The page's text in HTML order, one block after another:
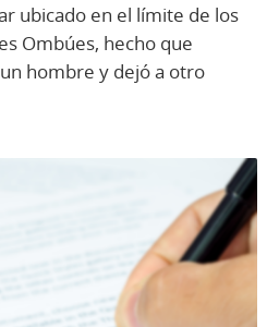
ubicado en el límite de los
Ombúes, hecho que
hombre y dejó a otro